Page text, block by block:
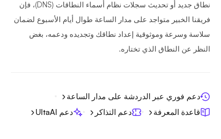
نطاق جديد أو تحديث سجلات نظام أسماء النطاقات (DNS)، فإن
فريقنا الخبير متواجد على مدار الساعة طوال أيام الأسبوع لضمان
سلاسة وسرعة وموثوقية إعداد نطاقك وتجديده ودعمه، بغض
النظر عن النطاق الذي تختاره.
دعم فوري عبر الدردشة على مدار الساعة
قاعدة المعرفة
دعم التذاكر دعم UltaAI